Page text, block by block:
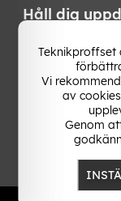
Håll dig
Få de senaste
bästa tipsen
vårt nyhetsbrev!
Teknikproffset
Vi
av
Genom